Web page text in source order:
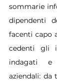
sommarie
dipendenti
facenti capo
cedenti gli
indagati
aziendali: da